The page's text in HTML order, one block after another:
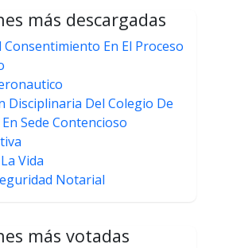
más descargadas
Consentimiento En El Proceso
Disciplinaria Del Colegio De
Sede Contencioso
Vida
Notarial
más votadas